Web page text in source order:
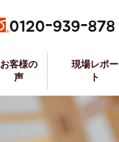
0120-939-878
お客様の
声
現場レポー
ト